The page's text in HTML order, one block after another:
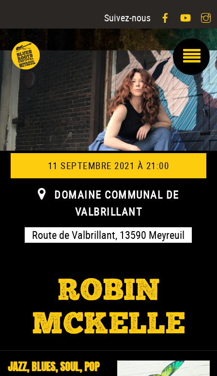
Suivez-nous Facebook
11 SEPTEMBRE 2021 À 21:00
DOMAINE COMMUNAL DE
VALBRILLANT
Route de Valbrillant, 13590 Meyreuil
ROBIN
MCKELLE
JAZZ, BLUES, SOUL, POP